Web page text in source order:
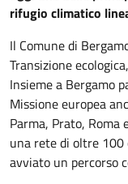
rifugio climatico
Il Comune di
Transizione
Insieme a Bergamo
Missione europea
Parma, Prato,
una rete di oltre
avviato un percorso